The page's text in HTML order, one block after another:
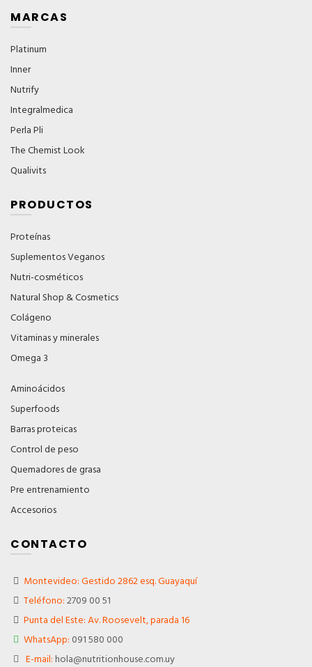
MARCAS
Platinum
Inner
Nutrify
Integralmedica
Perla Pli
The Chemist Look
Qualivits
PRODUCTOS
Proteínas
Suplementos Veganos
Nutri-cosméticos
Natural Shop & Cosmetics
Colágeno
Vitaminas y minerales
Omega 3
Aminoácidos
Superfoods
Barras proteicas
Control de peso
Quemadores de grasa
Pre entrenamiento
Accesorios
CONTACTO
Montevideo: Gestido 2862 esq. Guayaquí
Teléfono:2709 00 51
Punta del Este: Av. Roosevelt, parada 16
WhatsApp: 091 580 000
E-mail:hola@nutritionhouse.com.uy